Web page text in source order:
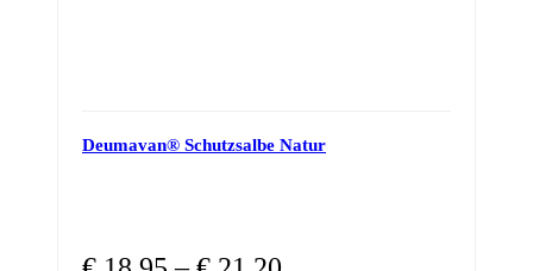
Deumavan® Schutzsalbe Natur